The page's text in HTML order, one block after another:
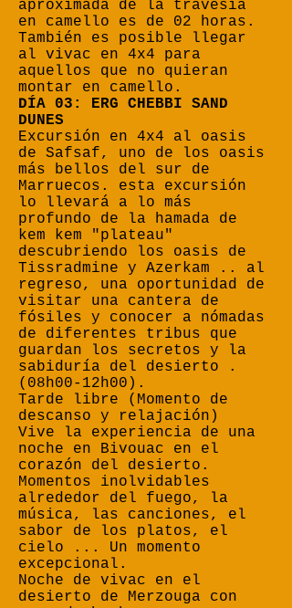
aproximada de la travesía
en camello es de 02 horas.
También es posible llegar
al vivac en 4x4 para
aquellos que no quieran
montar en camello.
DÍA 03: ERG CHEBBI SAND
DUNES
Excursión en 4x4 al oasis
de Safsaf, uno de los oasis
más bellos del sur de
Marruecos. esta excursión
lo llevará a lo más
profundo de la hamada de
kem kem "plateau"
descubriendo los oasis de
Tissradmine y Azerkam .. al
regreso, una oportunidad de
visitar una cantera de
fósiles y conocer a nómadas
de diferentes tribus que
guardan los secretos y la
sabiduría del desierto .
(08h00-12h00).
Tarde libre (Momento de
descanso y relajación)
Vive la experiencia de una
noche en Bivouac en el
corazón del desierto.
Momentos inolvidables
alrededor del fuego, la
música, las canciones, el
sabor de los platos, el
cielo ... Un momento
excepcional.
Noche de vivac en el
desierto de Merzouga con